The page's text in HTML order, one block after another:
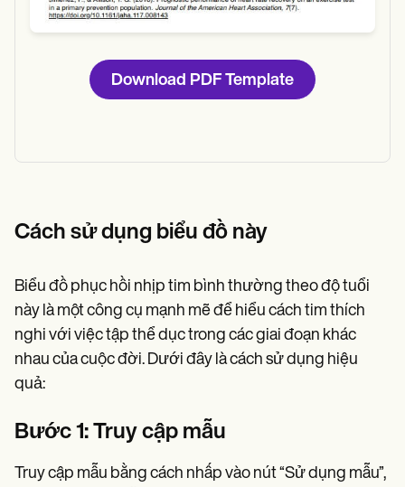
Download PDF Template
Cách sử dụng biểu đồ này
Biểu đồ phục hồi nhịp tim bình thường theo độ tuổi
này là một công cụ mạnh mẽ để hiểu cách tim thích
nghi với việc tập thể dục trong các giai đoạn khác
nhau của cuộc đời. Dưới đây là cách sử dụng hiệu
quả:
Bước 1: Truy cập mẫu
Truy cập mẫu bằng cách nhấp vào nút “Sử dụng mẫu”,